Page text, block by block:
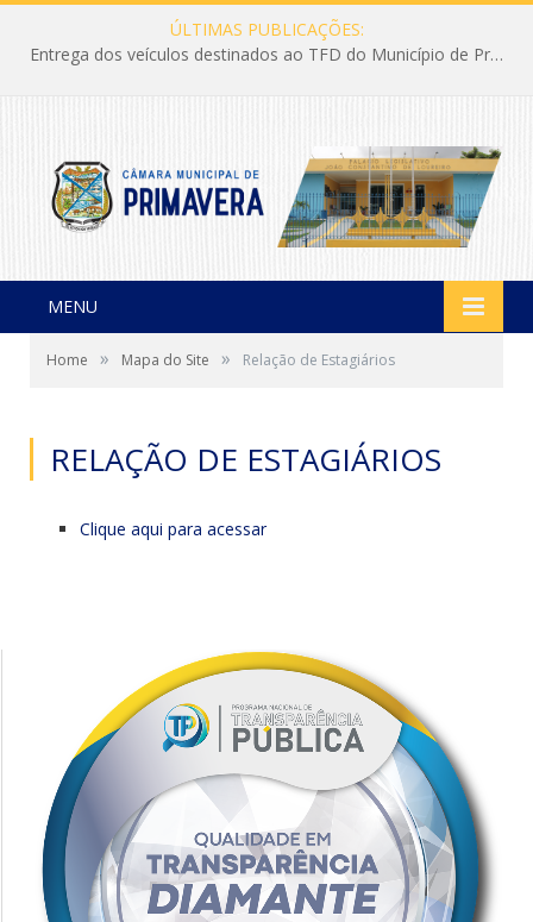
ÚLTIMAS PUBLICAÇÕES:
Entrega dos veículos destinados ao TFD do Município de Primavera
MENU
Home » Mapa do Site » Relação de Estagiários
RELAÇÃO DE ESTAGIÁRIOS
Clique aqui para acessar